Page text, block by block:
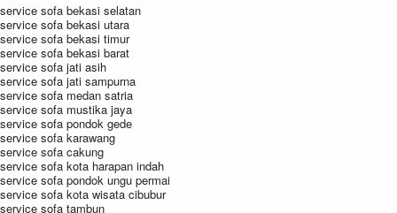
service sofa bekasi selatan
service sofa bekasi utara
service sofa bekasi timur
service sofa bekasi barat
service sofa jati asih
service sofa jati sampurna
service sofa medan satria
service sofa mustika jaya
service sofa pondok gede
service sofa karawang
service sofa cakung
service sofa kota harapan indah
service sofa pondok ungu permai
service sofa kota wisata cibubur
service sofa tambun